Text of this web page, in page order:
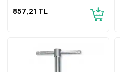
857,21 TL